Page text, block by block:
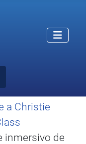
a Christie
inmersivo de